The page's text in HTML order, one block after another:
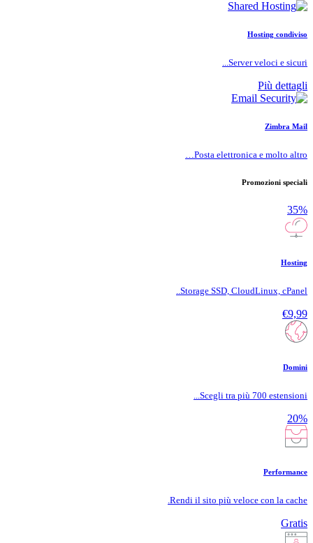
Hosting condiviso
Server veloci e sicuri...
Più dettagli
Zimbra Mail
Posta elettronica e molto altro…
Promozioni speciali
35%
Hosting
Storage SSD, CloudLinux, cPanel..
€9,99
Domini
Scegli tra più 700 estensioni...
20%
Performance
Rendi il sito più veloce con la cache.
Gratis